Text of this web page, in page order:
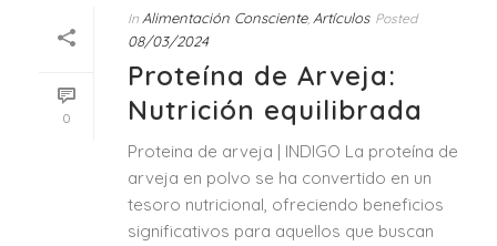
0
In Alimentación Consciente, Artículos Posted
08/03/2024
Proteína de Arveja:
Nutrición equilibrada
Proteina de arveja | INDIGO La proteína de
arveja en polvo se ha convertido en un
tesoro nutricional, ofreciendo beneficios
significativos para aquellos que buscan